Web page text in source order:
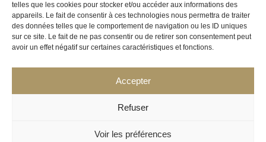
telles que les cookies pour stocker et/ou accéder aux informations des
appareils. Le fait de consentir à ces technologies nous permettra de traiter
des données telles que le comportement de navigation ou les ID uniques
sur ce site. Le fait de ne pas consentir ou de retirer son consentement peut
avoir un effet négatif sur certaines caractéristiques et fonctions.
Accepter
Refuser
Voir les préférences
Location de tireuse à bière :
Les Frères Brasseurs à Aucamville